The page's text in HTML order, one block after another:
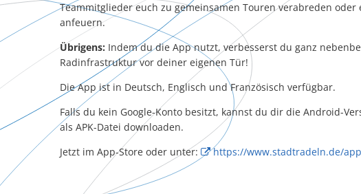
Teammitglieder euch zu gemeinsamen Touren verabreden oder
anfeuern.
Übrigens: Indem du die App nutzt, verbesserst du ganz
Radinfrastruktur vor deiner eigenen Tür!
Die App ist in Deutsch, Englisch und Französisch verfügbar.
Falls du kein Google-Konto besitzt, kannst du dir die Android-
als APK-Datei downloaden.
Jetzt im App-Store oder unter:
https://www.stadtradeln.de/app